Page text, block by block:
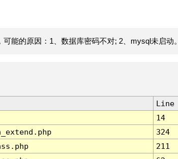
能的原因：1、数据库密码不对; 2、mysql未启动。
Line
14
324
211